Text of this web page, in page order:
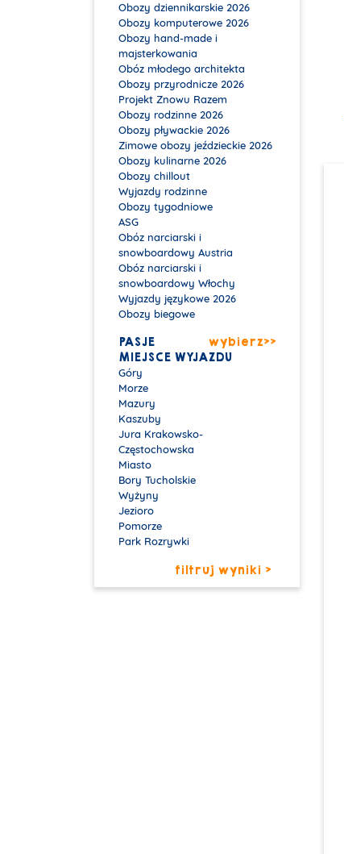
Obozy dziennikarskie 2026
Obozy komputerowe 2026
Obozy hand-made i
majsterkowania
Obóz młodego architekta
Obozy przyrodnicze 2026
Projekt Znowu Razem
Obozy rodzinne 2026
Obozy pływackie 2026
Zimowe obozy jeździeckie 2026
Obozy kulinarne 2026
Obozy chillout
Wyjazdy rodzinne
Obozy tygodniowe
ASG
Obóz narciarski i
snowboardowy Austria
Obóz narciarski i
snowboardowy Włochy
Wyjazdy językowe 2026
Obozy biegowe
PASJE
wybierz>>
MIEJSCE WYJAZDU
Góry
Morze
Mazury
Kaszuby
Jura Krakowsko-
Częstochowska
Miasto
Bory Tucholskie
Wyżyny
Jezioro
Pomorze
Park Rozrywki